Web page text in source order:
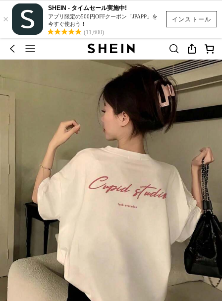
インストール
×
SHEIN - タイムセール実施中!
アプリ限定の500円OFFクーポン「JPAPP」を
今すぐ使おう！
(11,600)